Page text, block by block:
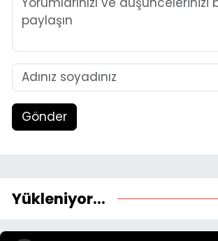
Gönder
Yükleniyor...